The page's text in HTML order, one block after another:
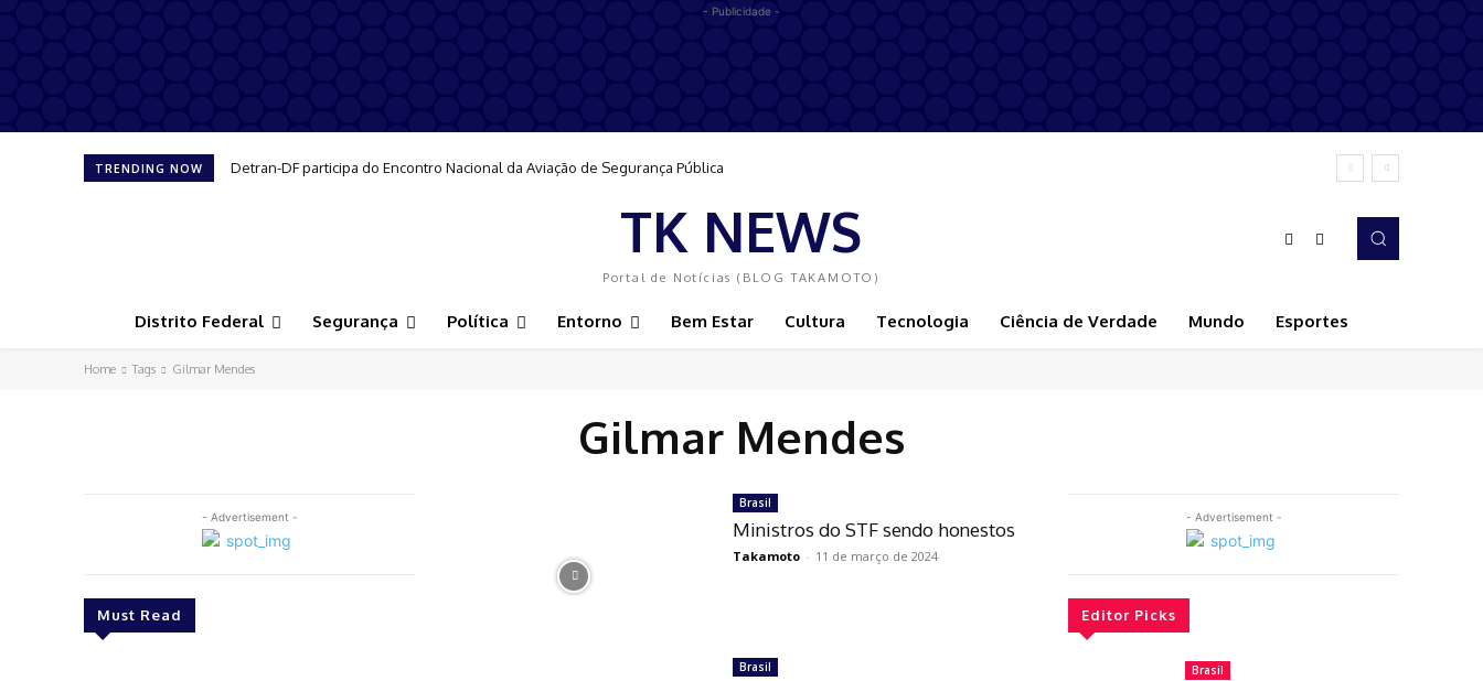
- Publicidade -
TRENDING NOW Detran-DF participa do Encontro Nacional da Aviação de Segurança Pública
TK NEWS
Portal de Notícias (BLOG TAKAMOTO)
Distrito Federal Segurança Política Entorno Bem Estar Cultura Tecnologia Ciência de Verdade Mundo Esportes
Home Tags Gilmar Mendes
Gilmar Mendes
- Advertisement -
Must Read
Brasil
Ministros do STF sendo honestos
Takamoto - 11 de março de 2024
Brasil
- Advertisement -
Editor Picks
Brasil